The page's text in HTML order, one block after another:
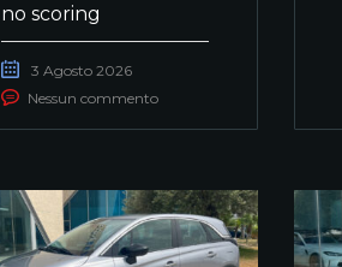
no scoring
3 Agosto 2026
Nessun commento